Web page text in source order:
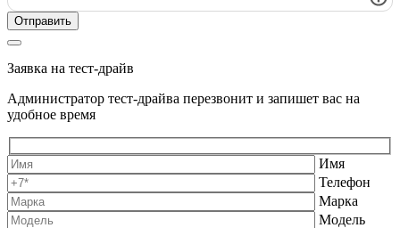
Заявка на тест-драйв
Администратор тест-драйва перезвонит и запишет вас на
удобное время
Имя
Телефон
Марка
Модель